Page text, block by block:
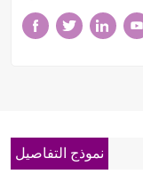
نموذج التفاصيل